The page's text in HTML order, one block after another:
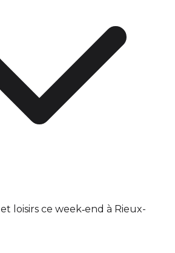
loisirs ce week‑end à Rieux-